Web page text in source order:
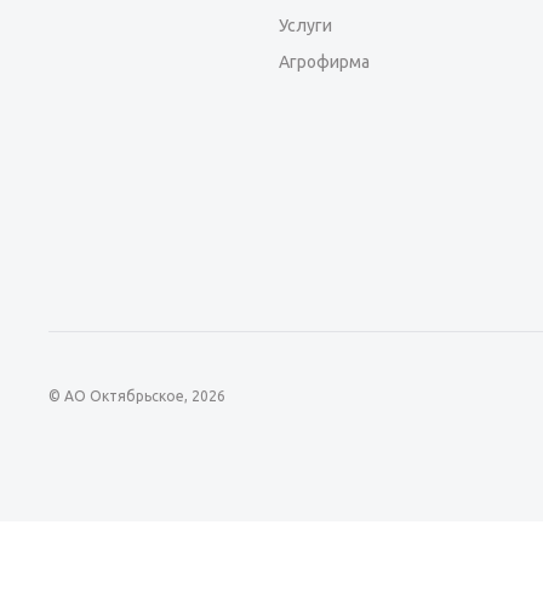
Услуги
Агрофирма
© АО Октябрьское, 2026